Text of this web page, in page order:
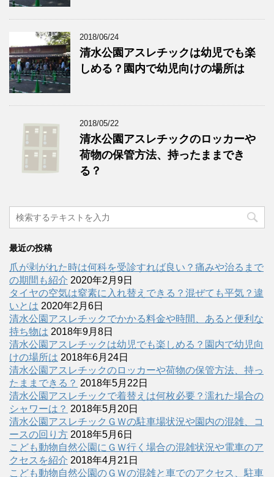
2018/06/24
清水公園アスレチックは幼児でも楽
しめる？園内で幼児向けの場所は
2018/05/22
清水公園アスレチックのロッカーや
荷物の保管方法、持ったままでき
る？
最近の投稿
爪が剥がれた時は何科を受診すれば良い？痛みや治るまで
の期間も紹介 2020年2月9日
タイヤの空気は窒素に入れ替えできる？混ぜても平気？違
いとは 2020年2月6日
清水公園アスレチックでかかる料金や時間、あると便利な
持ち物は 2018年9月8日
清水公園アスレチックは幼児でも楽しめる？園内で幼児向
けの場所は 2018年6月24日
清水公園アスレチックのロッカーや荷物の保管方法、持っ
たままできる？ 2018年5月22日
清水公園アスレチックで着替えは何枚必要？濡れた場合の
シャワーは？ 2018年5月20日
清水公園アスレチックＧＷの駐車場状況や園内の混雑、コ
ースの回り方 2018年5月6日
こども動物自然公園にＧＷ行く場合の混雑状況や電車のア
クセスを紹介 2018年4月21日
こども動物自然公園のＧＷの混雑と車でのアクセス、駐車